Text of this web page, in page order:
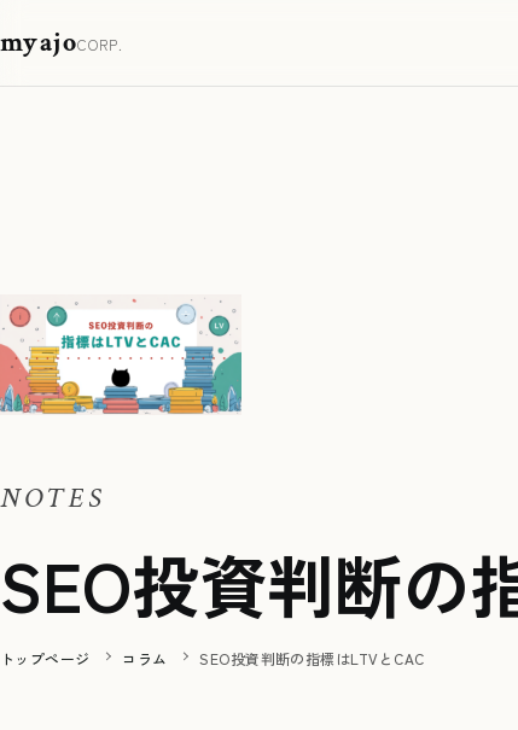
myajoCORP.
NOTES
SEO投資判断の
トップページ コラム SEO投資判断の指標はLTVとCAC